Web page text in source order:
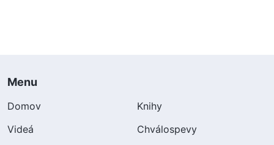
Menu
Domov
Knihy
Videá
Chválospevy